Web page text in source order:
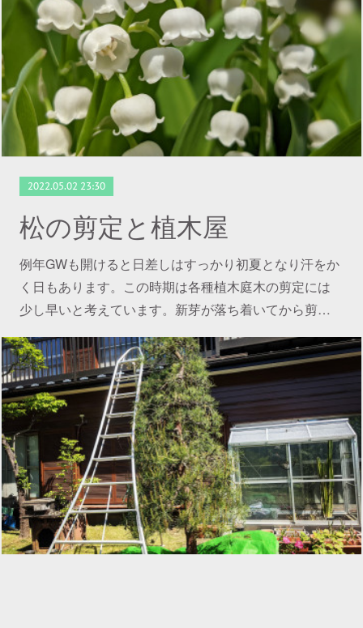
2022.05.02 23:30
松の剪定と植木屋
例年GWも開けると日差しはすっかり初夏となり汗をか
く日もあります。この時期は各種植木庭木の剪定には
少し早いと考えています。新芽が落ち着いてから剪…